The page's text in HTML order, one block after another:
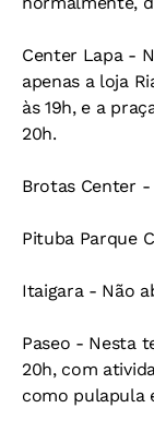
Center Lapa -
apenas a loja
às 19h, e a
20h.
Brotas Center -
Pituba Parque
Itaigara - Não
Paseo - Nesta
20h, com
como